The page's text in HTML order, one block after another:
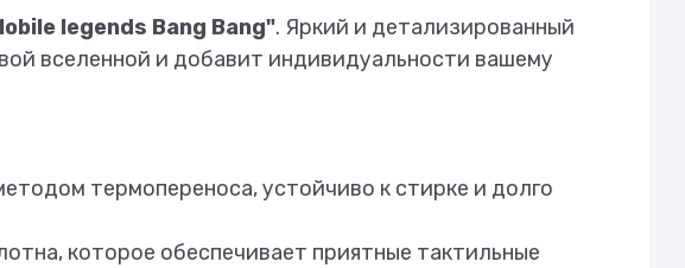
legends Bang Bang". Яркий и детализированный
вселенной и добавит индивидуальности вашему
термопереноса, устойчиво к стирке и долго
которое обеспечивает приятные тактильные